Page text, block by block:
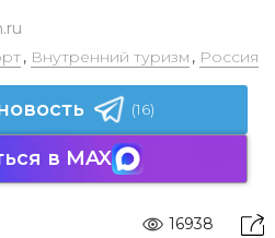
, Внутренний туризм , Россия
(16)
в MAX
16938